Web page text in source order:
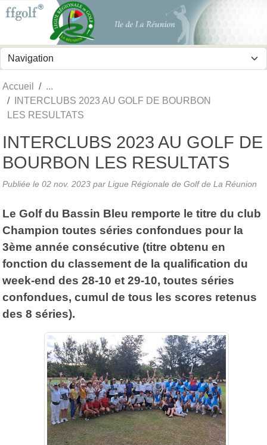
Accueil
INTERCLUBS 2023 AU GOLF DE BOURBON
LES RESULTATS
INTERCLUBS 2023 AU GOLF DE
BOURBON LES RESULTATS
Publiée le 02 nov. 2023 par Ligue Régionale de Golf de La Réunion
Le Golf du Bassin Bleu remporte le titre du club
Champion toutes séries confondues pour la
3ème année consécutive (titre obtenu en
fonction du classement de la qualification du
week-end des 28-10 et 29-10, toutes séries
confondues, cumul de tous les scores retenus
des 8 séries).
Panneau de gestion des cookies